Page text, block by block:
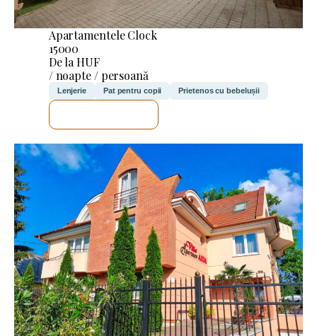
Apartamentele Clock
15000
De la HUF
/ noapte / persoană
Lenjerie Pat pentru copii Prietenos cu bebelușii